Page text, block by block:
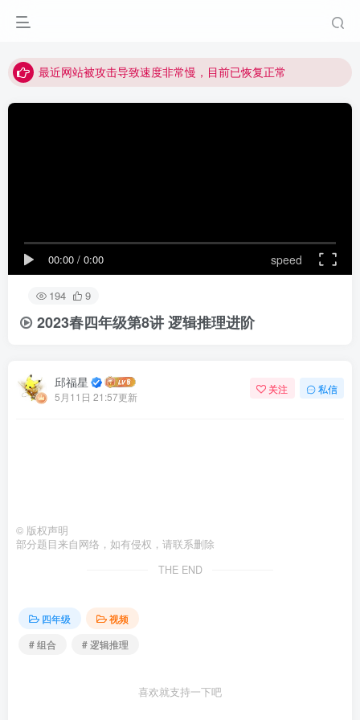
最近网站被攻击导致速度非常慢，目前已恢复正常
视频无法观看的微信发消息给邱老师重置即可
00:00 / 0:00 speed
194 9
2023春四年级第8讲 逻辑推理进阶
邱福星
5月11日 21:57更新
关注 私信
© 版权声明
部分题目来自网络，如有侵权，请联系删除
THE END
四年级
视频
# 组合
# 逻辑推理
喜欢就支持一下吧